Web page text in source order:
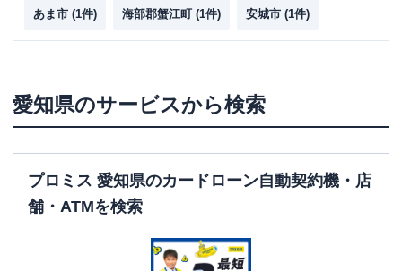
あま市 (1件) 海部郡蟹江町 (1件) 安城市 (1件)
一宮市( 件) 刈谷市(1件) 春日井市(
西尾市( 1件) 日進市(1件) 岡崎市( 2 件)
尾張旭市 (1 件) 東海市
豊川市(1件) 豊田市
愛知県のサービスから検索
プロミス 愛知県のカードローン自動契約機・店
舗・ATMを検索